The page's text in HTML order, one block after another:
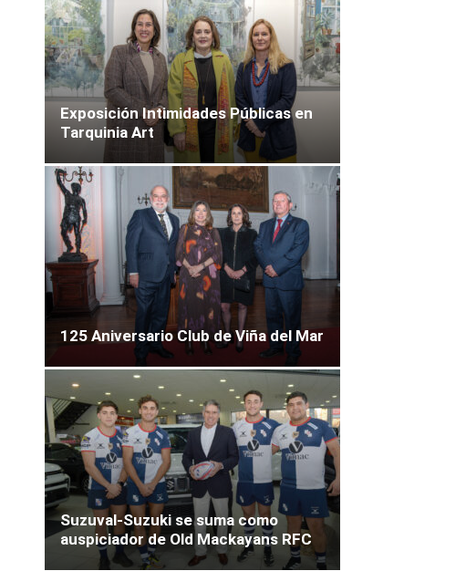
Exposición Intimidades Públicas en
Tarquinia Art
125 Aniversario Club de Viña del Mar
Suzuval-Suzuki se suma como
auspiciador de Old Mackayans RFC